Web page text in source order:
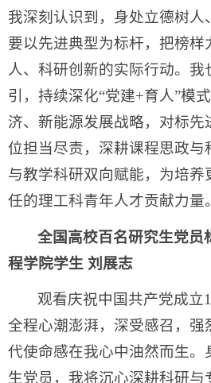
我深刻认识到，身处立德树人
要以先进典型为标杆，把榜样
人、科研创新的实际行动。我
引，持续深化“党建+育人”模
济、新能源发展战略，对标先
位担当尽责，深耕课程思政与
与教学科研双向赋能，为培养
任的理工科青年人才贡献力量。
全国高校百名研究生党员
程学院学生 刘展志
观看庆祝中国共产党成立
全程心潮澎湃，深受感召，强
代使命感在我心中油然而生。
生党员，我将沉心深耕科研与